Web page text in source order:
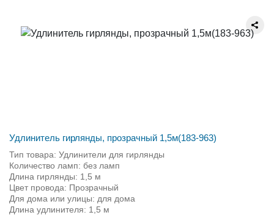
Удлинитель гирлянды, прозрачный 1,5м(183-963)
Тип товара: Удлинители для гирлянды
Количество ламп: без ламп
Длина гирлянды: 1,5 м
Цвет провода: Прозрачный
Для дома или улицы: для дома
Длина удлинителя: 1,5 м